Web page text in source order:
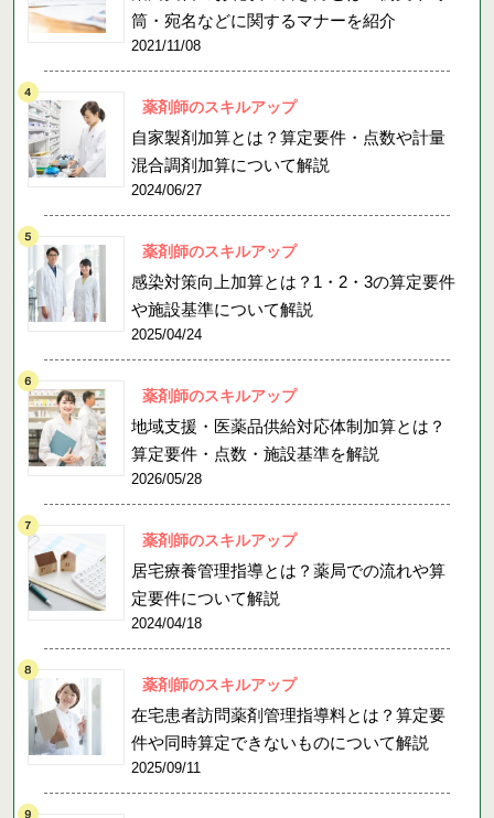
筒・宛名などに関するマナーを紹介
2021/11/08
薬剤師のスキルアップ
自家製剤加算とは？算定要件・点数や計量
混合調剤加算について解説
2024/06/27
薬剤師のスキルアップ
感染対策向上加算とは？1・2・3の算定要件
や施設基準について解説
2025/04/24
薬剤師のスキルアップ
地域支援・医薬品供給対応体制加算とは？
算定要件・点数・施設基準を解説
2026/05/28
薬剤師のスキルアップ
居宅療養管理指導とは？薬局での流れや算
定要件について解説
2024/04/18
薬剤師のスキルアップ
在宅患者訪問薬剤管理指導料とは？算定要
件や同時算定できないものについて解説
2025/09/11